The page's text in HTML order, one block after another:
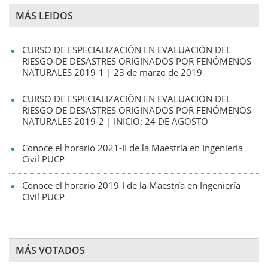
MÁS LEIDOS
CURSO DE ESPECIALIZACIÓN EN EVALUACIÓN DEL
RIESGO DE DESASTRES ORIGINADOS POR FENÓMENOS
NATURALES 2019-1 | 23 de marzo de 2019
CURSO DE ESPECIALIZACIÓN EN EVALUACIÓN DEL
RIESGO DE DESASTRES ORIGINADOS POR FENÓMENOS
NATURALES 2019-2 | INICIO: 24 DE AGOSTO
Conoce el horario 2021-II de la Maestría en Ingeniería
Civil PUCP
Conoce el horario 2019-I de la Maestría en Ingeniería
Civil PUCP
MÁS VOTADOS